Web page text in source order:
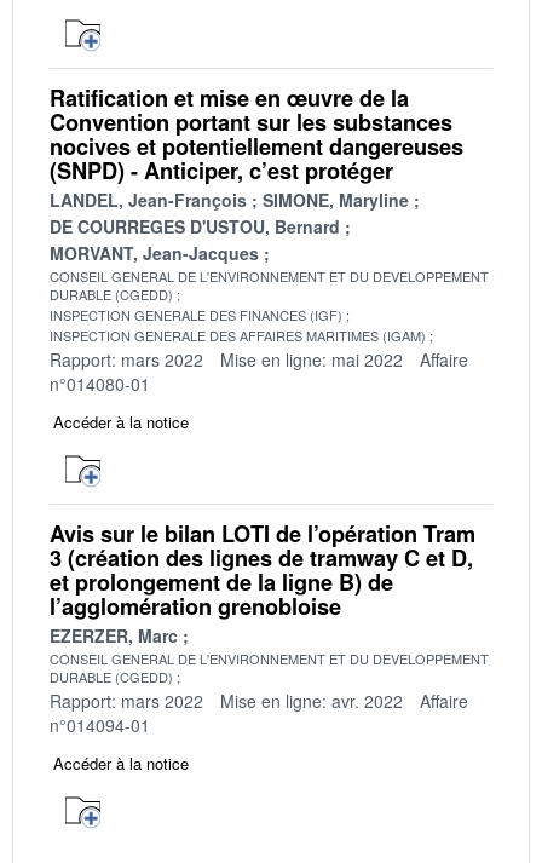
Ratification et mise en œuvre de la
Convention portant sur les substances
nocives et potentiellement dangereuses
(SNPD) - Anticiper, c’est protéger
LANDEL, Jean-François
SIMONE, Maryline
DE COURREGES D'USTOU, Bernard
MORVANT, Jean-Jacques
CONSEIL GENERAL DE L'ENVIRONNEMENT ET DU DEVELOPPEMENT
DURABLE (CGEDD)
INSPECTION GENERALE DES FINANCES (IGF)
INSPECTION GENERALE DES AFFAIRES MARITIMES (IGAM)
Rapport: mars 2022 Mise en ligne: mai 2022
Affaire
n°014080-01
Accéder à la notice
Avis sur le bilan LOTI de l’opération Tram
3 (création des lignes de tramway C et D,
et prolongement de la ligne B) de
l’agglomération grenobloise
EZERZER, Marc
CONSEIL GENERAL DE L'ENVIRONNEMENT ET DU DEVELOPPEMENT
DURABLE (CGEDD)
Rapport: mars 2022 Mise en ligne: avr. 2022
Affaire
n°014094-01
Accéder à la notice